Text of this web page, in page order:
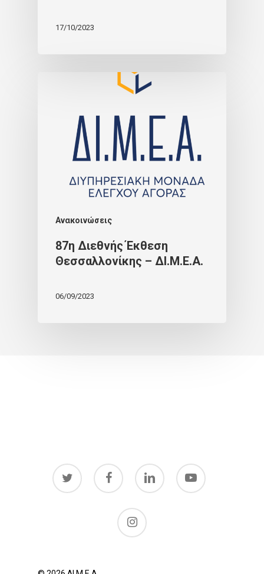
17/10/2023
Ανακοινώσεις
87η Διεθνής Έκθεση
Θεσσαλλονίκης – ΔΙ.Μ.Ε.Α.
06/09/2023
twitter facebook linkedin youtube
instagram